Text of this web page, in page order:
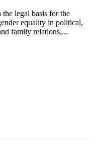
legal basis for the
equality in political,
family relations,...